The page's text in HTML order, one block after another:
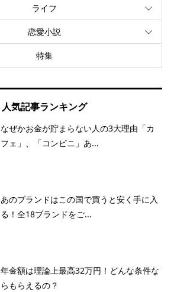
ライフ
恋愛小説
特集
人気記事ランキング
なぜかお金が貯まらない人の3大理由「カ
フェ」、「コンビニ」あ...
あのブランドはこの国で買うと安く手に入
る！全18ブランドをご...
年金額は理論上最高32万円！どんな条件な
らもらえるの？